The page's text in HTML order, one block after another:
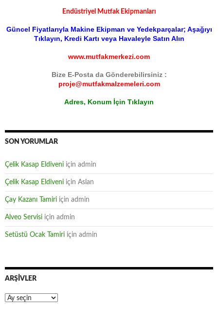
Endüstriyel Mutfak Ekipmanları
Güncel Fiyatlarıyla Makine Ekipman ve Yedekparçalar; Aşağıyı
Tıklayın, Kredi Kartı veya Havaleyle Satın Alın
www.mutfakmerkezi.com
Bize E-Posta da Gönderebilirsiniz :
proje@mutfakmalzemeleri.com
Adres, Konum İçin Tıklayın
SON YORUMLAR
Çelik Kasap Eldiveni için admin
Çelik Kasap Eldiveni için Aslan
Çay Kazanı Tamiri için admin
Alveo Servisi için admin
Setüstü Ocak Tamiri için admin
ARŞIVLER
Arşivler